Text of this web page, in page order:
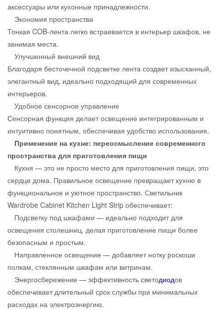
аксессуары или кухонные принадлежности.
Экономия пространства
Тонкая COB-лента легко встраивается в интерьер шкафов, не
занимая места.
Улучшенный внешний вид
Благодаря бесточечной подсветке лента создает изысканный,
элегантный вид, идеально подходящий для современных
интерьеров.
Удобное сенсорное управление
Сенсорная функция делает освещение интегрированным и
интуитивно понятным, обеспечивая удобство использования.
Применение на кухне: переосмысление современного
пространства для приготовления пищи
Кухня — это не просто место для приготовления пищи, это
сердце дома. Правильное освещение превращает кухню в
функциональное и уютное пространство. Светильник
Wardrobe Cabinet Kitchen Light Strip обеспечивает:
Подсветку под шкафами — идеально подходит для
освещения столешниц, делая приготовление пищи более
безопасным и простым.
Направленное освещение — добавляет нотку роскоши
полкам, стеклянным шкафам или витринам.
Энергосбережение — эффективность светодиодов
обеспечивает длительный срок службы при минимальных
расходах на электроэнергию.